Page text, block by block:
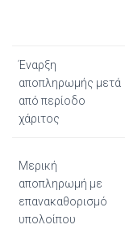
Έναρξη
αποπληρωμής μετά
από περίοδο
χάριτος
Μερική
αποπληρωμή με
επανακαθορισμό
υπολοίπου